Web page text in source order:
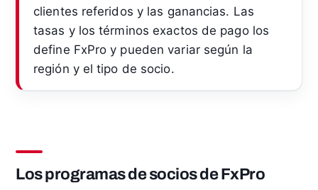
clientes referidos y las ganancias. Las
tasas y los términos exactos de pago los
define FxPro y pueden variar según la
región y el tipo de socio.
Los programas de socios de FxPro